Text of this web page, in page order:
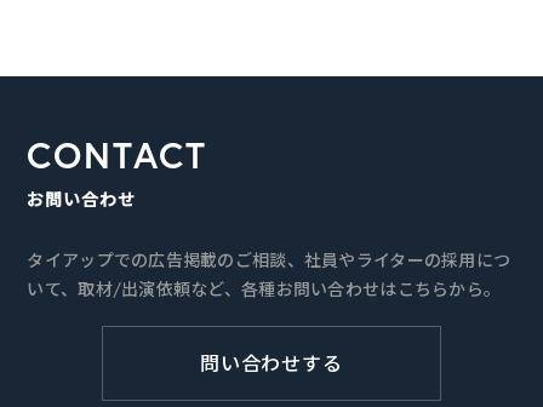
CONTACT
お問い合わせ
タイアップでの広告掲載のご相談、社員やライターの採用につ
いて、取材/出演依頼など、各種お問い合わせはこちらから。
問い合わせする